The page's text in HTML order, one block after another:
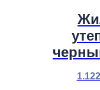
1.122